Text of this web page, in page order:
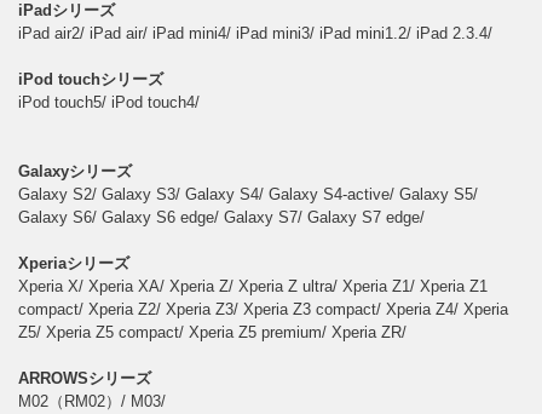
iPadシリーズ
iPad air2/ iPad air/ iPad mini4/ iPad mini3/ iPad mini1.2/ iPad 2.3.4/
iPod touchシリーズ
iPod touch5/ iPod touch4/
Galaxyシリーズ
Galaxy S2/ Galaxy S3/ Galaxy S4/ Galaxy S4-active/ Galaxy S5/
Galaxy S6/ Galaxy S6 edge/ Galaxy S7/ Galaxy S7 edge/
Xperiaシリーズ
Xperia X/ Xperia XA/ Xperia Z/ Xperia Z ultra/ Xperia Z1/ Xperia Z1
compact/ Xperia Z2/ Xperia Z3/ Xperia Z3 compact/ Xperia Z4/ Xperia
Z5/ Xperia Z5 compact/ Xperia Z5 premium/ Xperia ZR/
ARROWSシリーズ
M02（RM02）/ M03/